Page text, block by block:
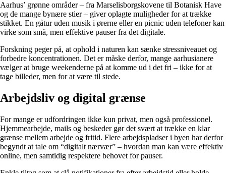
Aarhus’ grønne områder – fra Marselisborgskovene til Botanisk Have
og de mange bynære stier – giver oplagte muligheder for at trække
stikket. En gåtur uden musik i ørerne eller en picnic uden telefoner kan
virke som små, men effektive pauser fra det digitale.
Forskning peger på, at ophold i naturen kan sænke stressniveauet og
forbedre koncentrationen. Det er måske derfor, mange aarhusianere
vælger at bruge weekenderne på at komme ud i det fri – ikke for at
tage billeder, men for at være til stede.
Arbejdsliv og digital grænse
For mange er udfordringen ikke kun privat, men også professionel.
Hjemmearbejde, mails og beskeder gør det svært at trække en klar
grænse mellem arbejde og fritid. Flere arbejdspladser i byen har derfor
begyndt at tale om “digitalt nærvær” – hvordan man kan være effektiv
online, men samtidig respektere behovet for pauser.